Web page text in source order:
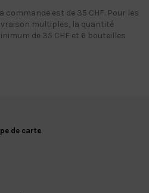
est de 35 CHF. Pour les
multiples, la quantité
de 35 CHF et 6 bouteilles
de carte